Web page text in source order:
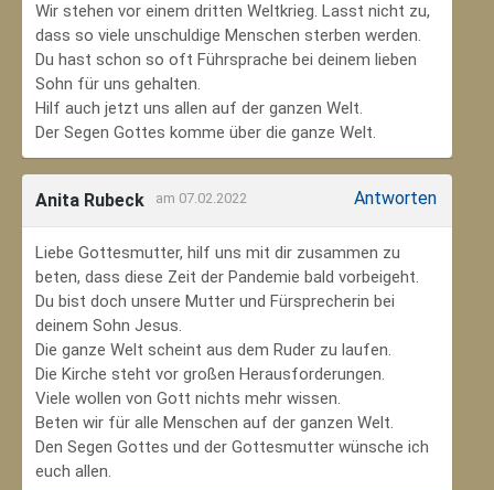
Wir stehen vor einem dritten Weltkrieg. Lasst nicht zu,
dass so viele unschuldige Menschen sterben werden.
Du hast schon so oft Führsprache bei deinem lieben
Sohn für uns gehalten.
Hilf auch jetzt uns allen auf der ganzen Welt.
Der Segen Gottes komme über die ganze Welt.
Anita Rubeck am 07.02.2022 Antworten
Liebe Gottesmutter, hilf uns mit dir zusammen zu
beten, dass diese Zeit der Pandemie bald vorbeigeht.
Du bist doch unsere Mutter und Fürsprecherin bei
deinem Sohn Jesus.
Die ganze Welt scheint aus dem Ruder zu laufen.
Die Kirche steht vor großen Herausforderungen.
Viele wollen von Gott nichts mehr wissen.
Beten wir für alle Menschen auf der ganzen Welt.
Den Segen Gottes und der Gottesmutter wünsche ich
euch allen.